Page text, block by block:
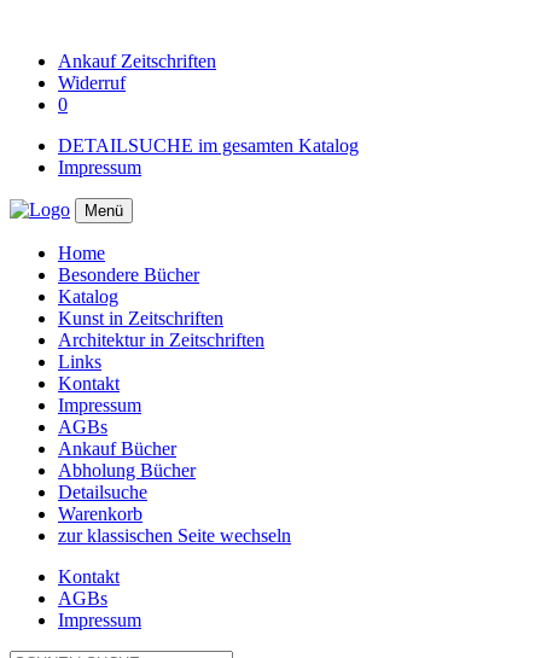
AnkaufZeitschriften
Widerruf
0
DETAILSUCHE im gesamten Katalog
Impressum
Menü
Home
Besondere Bücher
Katalog
Kunst in Zeitschriften
Architektur in Zeitschriften
Links
Kontakt
Impressum
AGBs
Ankauf Bücher
Abholung Bücher
Detailsuche
Warenkorb
zur klassischen Seite wechseln
Kontakt
AGBs
Impressum